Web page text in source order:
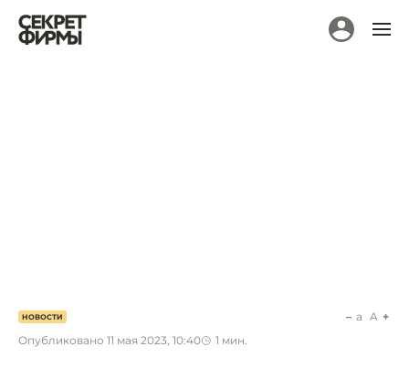
НОВОСТИ
Опубликовано 11 мая 2023, 10:40 1 мин.
a A